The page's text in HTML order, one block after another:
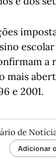
mais
e 2001.
de
Adicionar